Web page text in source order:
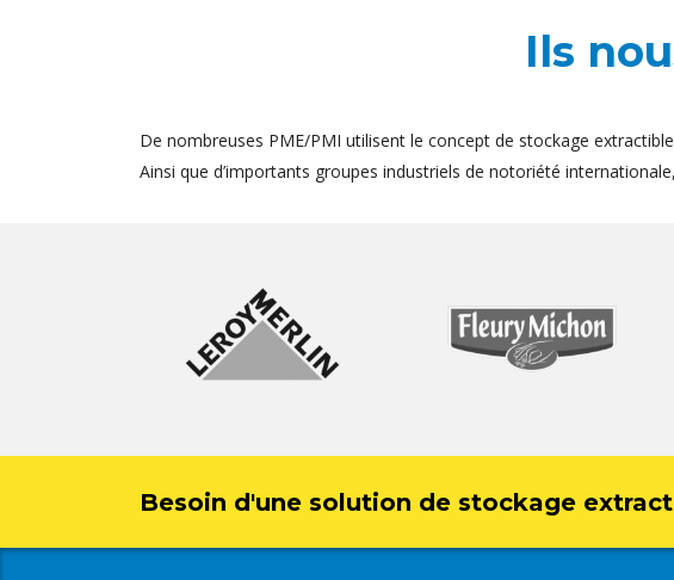
Ils
De nombreuses PME/PMI utilisent le concept de stockage
Ainsi que d’importants groupes industriels de notoriété
Besoin d'une solution de stockage